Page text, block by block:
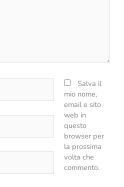
Salva il
mio nome,
email e sito
web in
questo
browser per
la prossima
volta che
commento.